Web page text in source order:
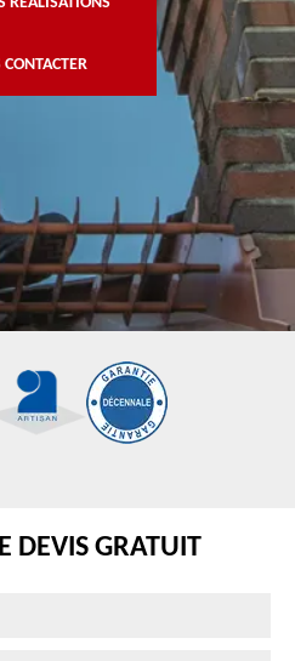
CONTACTER
DEVIS GRATUIT